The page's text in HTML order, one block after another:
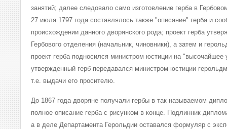
занятий; далее следовало само изготовление герба в
27 июля 1797 года составлялось также "описание" герба и
происхождении данного дворянского рода; проект герба
Гербового отделения (начальник, чиновники), а затем и
проект герба подносился министром юстиции на "высочайшее
утвержденный герб передавался министром юстиции
т.е. выдачи его просителю.
До 1867 года дворяне получали гербы в так называемом
полное описание герба с рисунком в конце. Подлинник
а в деле Департамента Герольдии оставался формуляр с